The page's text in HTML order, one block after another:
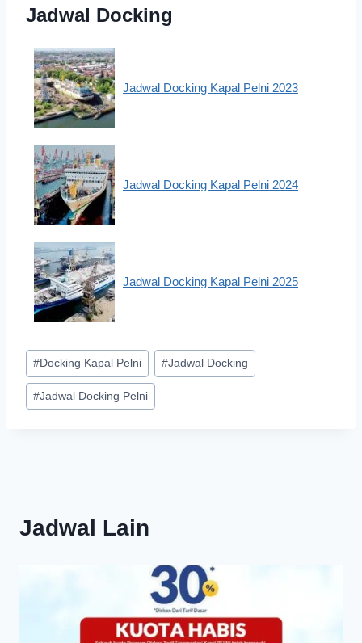
Jadwal Docking
Jadwal Docking Kapal Pelni 2023
Jadwal Docking Kapal Pelni 2024
Jadwal Docking Kapal Pelni 2025
Post
Tags:
#Docking Kapal Pelni #Jadwal Docking
#Jadwal Docking Pelni
Jadwal Lain